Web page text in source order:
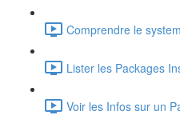
Comprendre le
Lister les Packages
Voir les Infos sur un